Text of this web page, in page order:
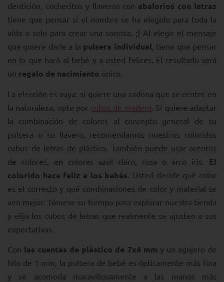
dentición, cochecitos y llaveros con abalorios con letras
tiene que pensar si el nombre se ha elegido para toda la
vida o solo para crear una sonrisa. ;) Al elegir el mensaje
que quiere darle a la pulsera individual, tiene que pensar
en lo que hará al bebé y a usted felices. El resultado será
un regalo de nacimiento único.
La elección es suya: si quiere una cadena que se centre en
la naturaleza, opte por cubos de madera . Si quiere adaptar
la combinación de colores al concepto general de su
pulsera o su llavero, recomendamos nuestros coloridos
cubos de letras de plástico. También puede usar acentos
de colores, en colores azul claro, rosa o arco iris. El
colorido hace feliz a los bebés . Usted decide qué color
es el correcto y qué combinaciones de color y material se
ven mejor. Tómese su tiempo para explorar nuestra tienda
y elija los cubos de letras que realmente se ajusten a sus
expectativas.
Con las cuentas de plástico de 7x4 mm y un agujero de
hilo de 1 mm, la pulsera de bebé es ópticamente más fina
y se acomoda maravillosamente a las manos más